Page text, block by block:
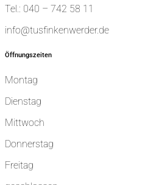
Tel.: 040 – 742 58 11
info@tusfinkenwerder.de
Öffnungszeiten
Montag
Dienstag
Mittwoch
Donnerstag
Freitag